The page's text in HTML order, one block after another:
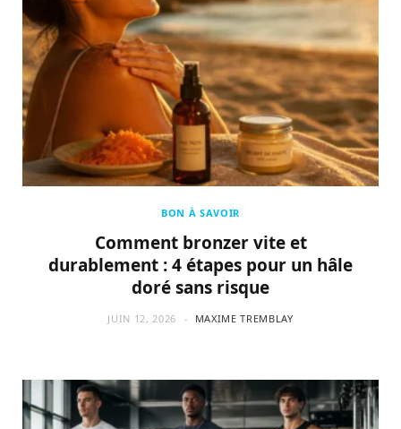
BON À SAVOIR
Comment bronzer vite et
durablement : 4 étapes pour un hâle
doré sans risque
JUIN 12, 2026 MAXIME TREMBLAY